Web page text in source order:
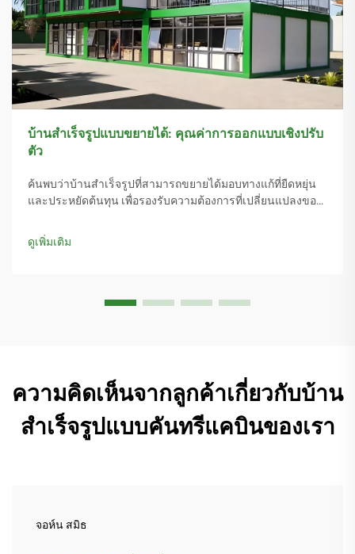
บ้านสำเร็จรูปแบบขยายได้: คุณค่าการออกแบบเชิงปรับ
ตัว
ค้นพบว่าบ้านสำเร็จรูปที่สามารถขยายได้มอบทางแก้ที่ยืดหยุ่น
และประหยัดต้นทุน เพื่อรองรับความต้องการที่เปลี่ยนแปลงของ
และประหยัดค่าใช้จ่ายได้สูงสุดถึง 60% เมื่อเทียบกับการปรับปรุง
แบบดั้งเดิม สำรวจที่อยู่อาศัยอัจฉริยะที่สามารถขยายได้ในทันที
ดูเพิ่มเติม
ความคิดเห็นจากลูกค้าเกี่ยวกับบ้าน
สำเร็จรูปแบบคันทรีแคบินของเรา
จอห์น สมิธ